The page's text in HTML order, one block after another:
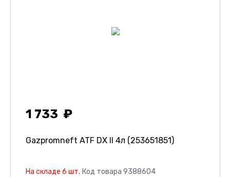
1 733
Gazpromneft ATF DX II 4л (253651851)
На складе 6 шт. Код товара 9388604